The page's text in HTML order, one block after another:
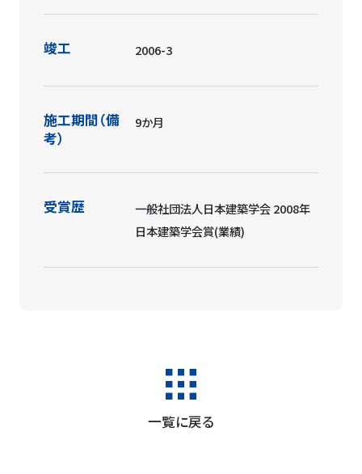
竣工 2006-3
施工期間（備
考）
9か月
受賞歴
一般社団法人日本建築学会 2008年
日本建築学会賞(業績)
一覧に戻る